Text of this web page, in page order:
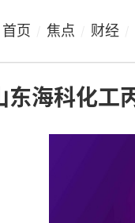
首页 焦点 财经
海科化工